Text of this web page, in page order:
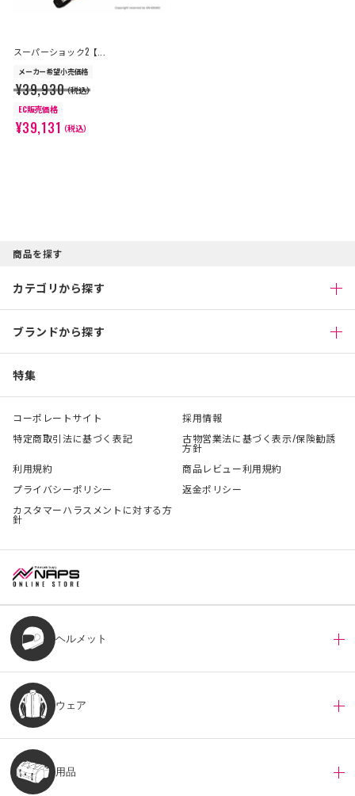
スーパーショック2【...
メーカー希望小売価格
¥39,930（税込）
EC販売価格
¥39,131 （税込）
商品を探す
カテゴリから探す
ブランドから探す
特集
コーポレートサイト
採用情報
特定商取引法に基づく表記
古物営業法に基づく表示/保険勧誘
方針
利用規約
商品レビュー利用規約
プライバシーポリシー
返金ポリシー
カスタマーハラスメントに対する方
針
ヘルメット
ウェア
用品